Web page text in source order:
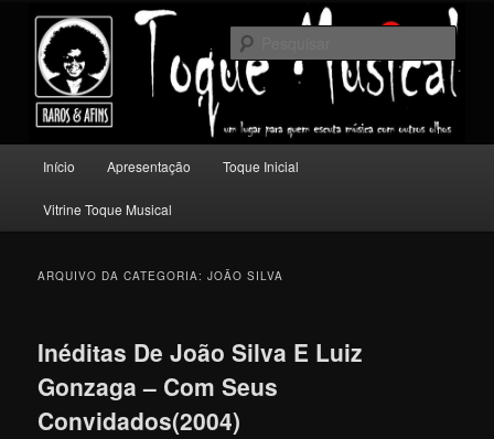
conteúdo
principal
conteúdo
secundário
Toque Musical
Um lugar para quem escuta música com outros olhos.
principal
Início Apresentação Toque Inicial
Vitrine Toque Musical
ARQUIVO DA CATEGORIA:JOÃO SILVA
Inéditas De João Silva E Luiz
Gonzaga – Com Seus
Convidados(2004)